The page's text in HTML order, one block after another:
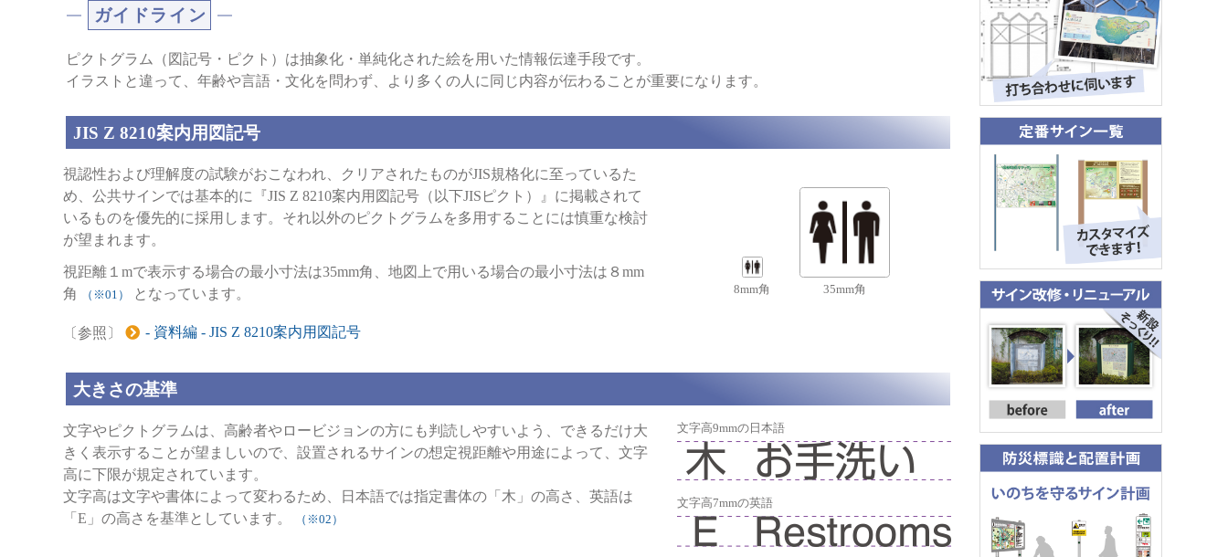
ガイドライン
ピクトグラム（図記号・ピクト）は抽象化・単純化された絵を用いた情報伝達手段です。
イラストと違って、年齢や言語・文化を問わず、より多くの人に同じ内容が伝わることが重要になります。
JIS Z 8210案内用図記号
視認性および理解度の試験がおこなわれ、クリアされたものがJIS規格化に至っているた
め、公共サインでは基本的に『JIS Z 8210案内用図記号（以下JISピクト）』に掲載されて
いるものを優先的に採用します。それ以外のピクトグラムを多用することには慎重な検討
が望まれます。
視距離１mで表示する場合の最小寸法は35mm角、地図上で用いる場合の最小寸法は８mm
角
（※01） となっています。
〔参照〕 - 資料編 - JIS Z 8210案内用図記号
8mm角 35mm角
大きさの基準
文字やピクトグラムは、高齢者やロービジョンの方にも判読しやすいよう、できるだけ大
きく表示することが望ましいので、設置されるサインの想定視距離や用途によって、文字
高に下限が規定されています。
文字高は文字や書体によって変わるため、日本語では指定書体の「木」の高さ、英語は
「E」の高さを基準としています。
（※02）
文字高9mmの日本語
文字高7mmの英語